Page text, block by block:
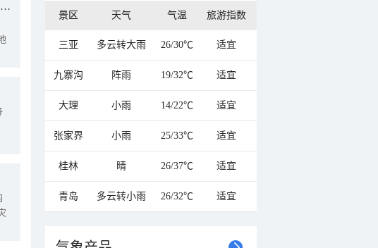
我国降雨强度进一步减弱 中东部大范围桑拿天持续局地可超38℃
景区 天气 气温 旅游指数
三亚 多云转大雨 26/30℃ 适宜
九寨沟 阵雨 19/32℃ 适宜
大理 小雨 14/22℃ 适宜
张家界 小雨 25/33℃ 适宜
桂林 晴 26/37℃ 适宜
青岛 多云转小雨 26/32℃ 适宜